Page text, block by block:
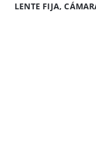
LENTE FIJA,